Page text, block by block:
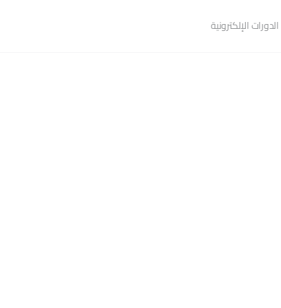
الدورات الإلكترونية